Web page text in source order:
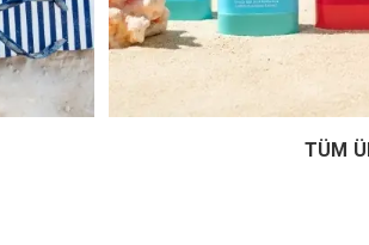
TÜM